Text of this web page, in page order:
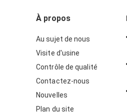
À propos
Au sujet de nous
Visite d'usine
Contrôle de qualité
Contactez-nous
Nouvelles
Plan du site